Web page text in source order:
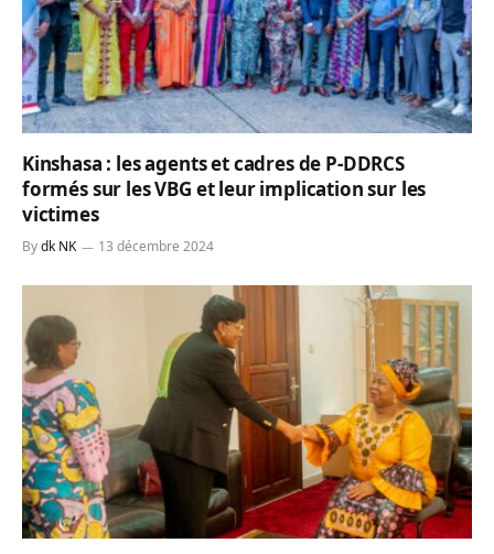
Kinshasa : les agents et cadres de P-DDRCS
formés sur les VBG et leur implication sur les
victimes
Bydk NK 13 décembre 2024